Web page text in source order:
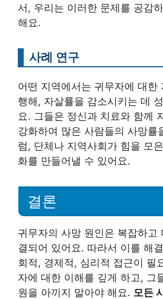
서, 우리는 이러한 문제를 공감
해요.
사례 연구
어떤 지역에서는 귀무자에 대한
행해, 자살률을 감소시키는 데
요. 그들은 정신과 치료와 함께
강화하여 많은 사람들의 사망률
럼, 단체나 지역사회가 힘을 모
화를 만들어낼 수 있어요.
결론
귀무자의 사망 원인은 복잡하고
결되어 있어요. 따라서 이를 해
회적, 경제적, 심리적 접근이 필
자에 대한 이해를 깊게 하고, 그
원을 아끼지 말아야 해요. 모든